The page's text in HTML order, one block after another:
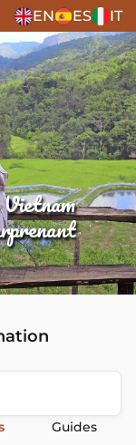
EN ES IT
Guides